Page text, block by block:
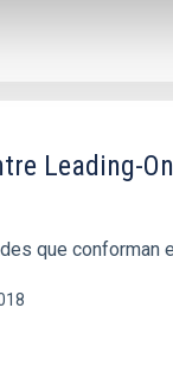
Leading-
que conforman